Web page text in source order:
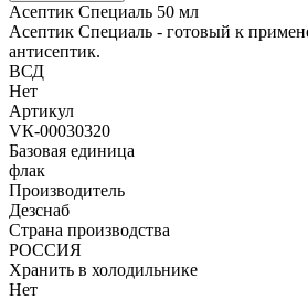
Асептик Специаль 50 мл
Асептик Специаль - готовый к
антисептик.
ВСД
Нет
Артикул
VК-00030320
Базовая единица
флак
Производитель
Дезснаб
Страна производства
РОССИЯ
Хранить в холодильнике
Нет